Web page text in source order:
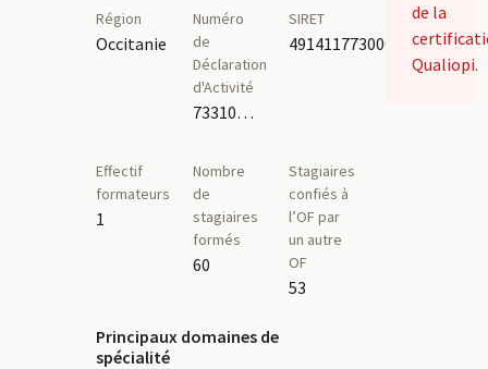
Région
Occitanie
Numéro
de
Déclaration
d'Activité
73310541631
SIRET
49141177300014
Effectif
formateurs
1
Nombre
de
stagiaires
formés
60
Stagiaires
confiés à
l’OF par
un autre
OF
53
Principaux domaines de
spécialité
de la
Qualiopi.